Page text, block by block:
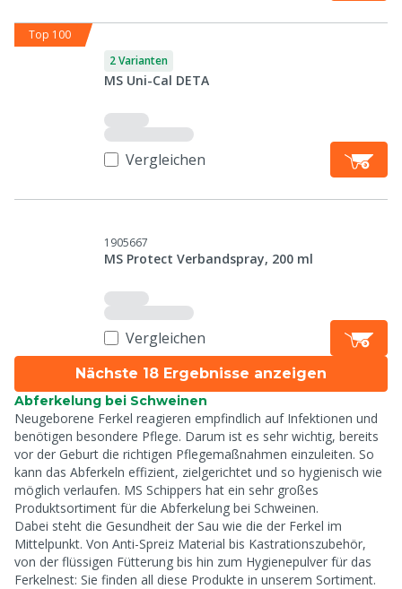
Top 100
2 Varianten
MS Uni-Cal DETA
Vergleichen
1905667
MS Protect Verbandspray, 200 ml
Vergleichen
Nächste 18 Ergebnisse anzeigen
Abferkelung bei Schweinen
Neugeborene Ferkel reagieren empfindlich auf Infektionen und
benötigen besondere Pflege. Darum ist es sehr wichtig, bereits
vor der Geburt die richtigen Pflegemaßnahmen einzuleiten. So
kann das Abferkeln effizient, zielgerichtet und so hygienisch wie
möglich verlaufen. MS Schippers hat ein sehr großes
Produktsortiment für die Abferkelung bei Schweinen.
Dabei steht die Gesundheit der Sau wie die der Ferkel im
Mittelpunkt. Von Anti-Spreiz Material bis Kastrationszubehör,
von der flüssigen Fütterung bis hin zum Hygienepulver für das
Ferkelnest: Sie finden all diese Produkte in unserem Sortiment.